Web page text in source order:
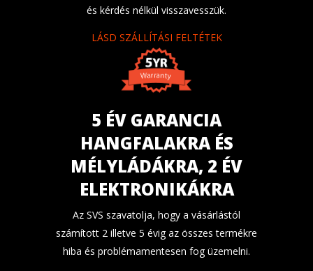
és kérdés nélkül visszavesszük.
LÁSD SZÁLLÍTÁSI FELTÉTEK
5 ÉV GARANCIA
HANGFALAKRA ÉS
MÉLYLÁDÁKRA, 2 ÉV
ELEKTRONIKÁKRA
Az SVS szavatolja, hogy a vásárlástól
számított 2 illetve 5 évig az összes termékre
hiba és problémamentesen fog üzemelni.